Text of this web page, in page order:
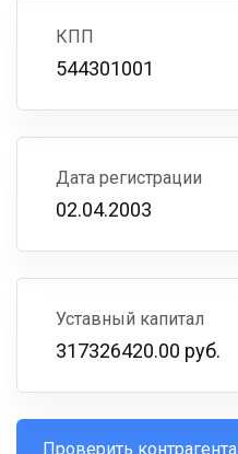
КПП
544301001
Дата регистрации
02.04.2003
Уставный капитал
317326420.00 руб.
Проверить контрагента